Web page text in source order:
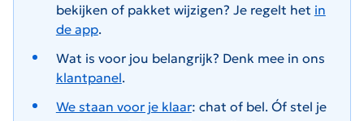
bekijken of pakket wijzigen? Je regelt het in
de app.
Wat is voor jou belangrijk? Denk mee in ons
klantpanel.
We staan voor je klaar: chat of bel. Óf stel je